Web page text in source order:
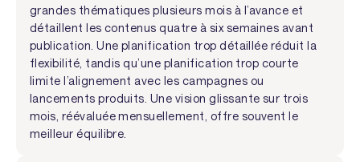
grandes thématiques plusieurs mois à l’avance et
détaillent les contenus quatre à six semaines avant
publication. Une planification trop détaillée réduit la
flexibilité, tandis qu’une planification trop courte
limite l’alignement avec les campagnes ou
lancements produits. Une vision glissante sur trois
mois, réévaluée mensuellement, offre souvent le
meilleur équilibre.